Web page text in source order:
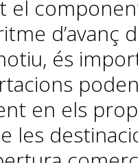
el
d’avanç
és
en els
les